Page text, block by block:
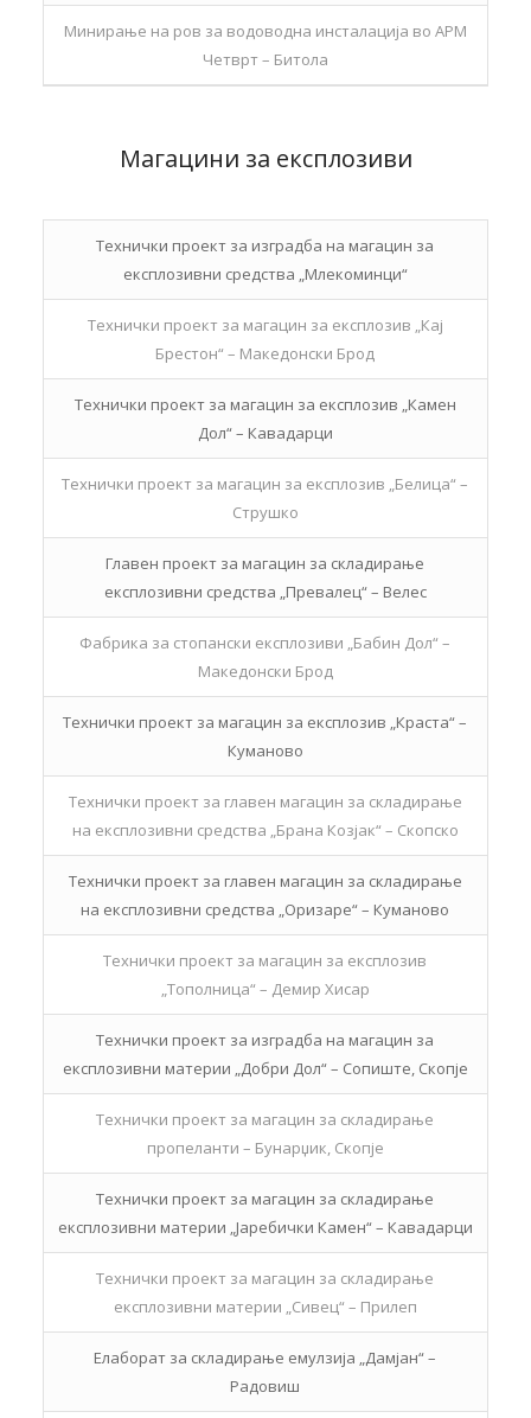
Минирање на ров за водоводна инсталација во АРМ
Четврт – Битола
Магацини за експлозиви
Технички проект за изградба на магацин за
експлозивни средства „Млекоминци“
Технички проект за магацин за експлозив „Кај
Брестон“ – Македонски Брод
Технички проект за магацин за експлозив „Камен
Дол“ – Кавадарци
Технички проект за магацин за експлозив „Белица“ –
Струшко
Главен проект за магацин за складирање
експлозивни средства „Превалец“ – Велес
Фабрика за стопански експлозиви „Бабин Дол“ –
Македонски Брод
Технички проект за магацин за експлозив „Краста“ –
Куманово
Технички проект за главен магацин за складирање
на експлозивни средства „Брана Козјак“ – Скопско
Технички проект за главен магацин за складирање
на експлозивни средства „Оризаре“ – Куманово
Технички проект за магацин за експлозив
„Тополница“ – Демир Хисар
Технички проект за изградба на магацин за
експлозивни материи „Добри Дол“ – Сопиште, Скопје
Технички проект за магацин за складирање
пропеланти – Бунарџик, Скопје
Технички проект за магацин за складирање
експлозивни материи „Јаребички Камен“ – Кавадарци
Технички проект за магацин за складирање
експлозивни материи „Сивец“ – Прилеп
Елаборат за складирање емулзија „Дамјан“ –
Радовиш